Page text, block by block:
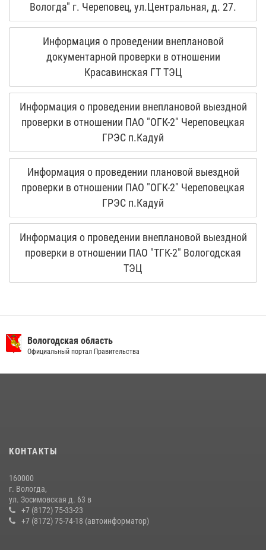
Вологда" г. Череповец, ул.Центральная, д. 27.
Информация о проведении внеплановой
документарной проверки в отношении
Красавинская ГТ ТЭЦ
Информация о проведении внеплановой выездной
проверки в отношении ПАО "ОГК-2" Череповецкая
ГРЭС п.Кадуй
Информация о проведении плановой выездной
проверки в отношении ПАО "ОГК-2" Череповецкая
ГРЭС п.Кадуй
Информация о проведении внеплановой выездной
проверки в отношении ПАО "ТГК-2" Вологодская
ТЭЦ
Вологодская область
Официальный портал Правительства
КОНТАКТЫ
160000
г. Вологда,
ул. Зосимовская д. 63 в
+7 (8172) 75-33-23
+7 (8172) 75-74-18 (автоинформатор)